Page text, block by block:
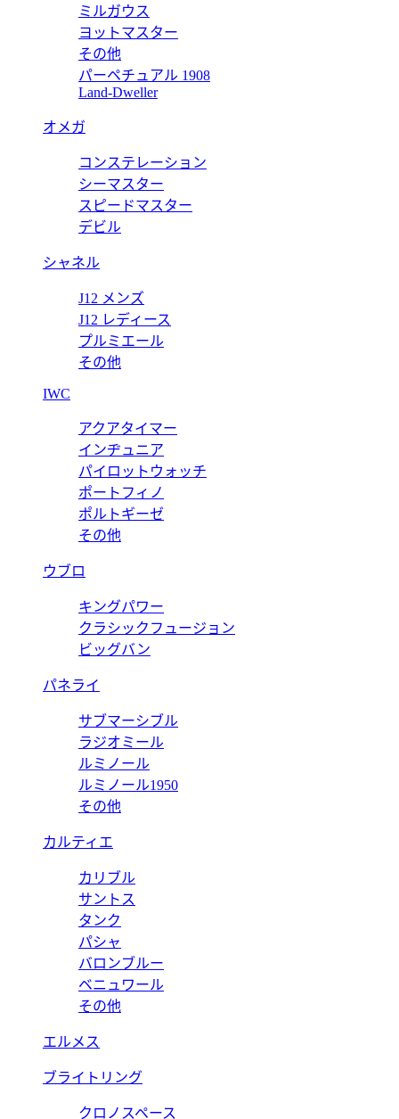
コピー 126621 【2020年新作】
ピー 126621 【2020年新作】
ミルガウス
ヨットマスター
その他
パーペチュアル 1908
Land-Dweller
オメガ
コンステレーション
シーマスター
スピードマスター
デビル
シャネル
J12 メンズ
J12 レディース
プルミエール
その他
IWC
アクアタイマー
インヂュニア
パイロットウォッチ
ポートフィノ
ポルトギーゼ
その他
ウブロ
キングパワー
クラシックフュージョン
ビッグバン
パネライ
サブマーシブル
ラジオミール
ルミノール
ルミノール1950
その他
カルティエ
カリブル
サントス
タンク
パシャ
バロンブルー
ベニュワール
その他
エルメス
ブライトリング
クロノスペース